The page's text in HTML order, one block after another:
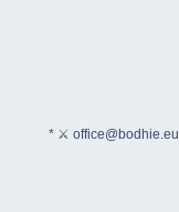
* ⚔ office@bodhie.eu